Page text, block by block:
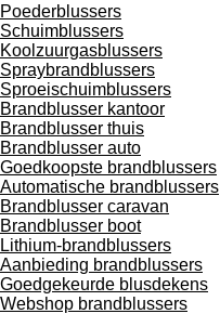
Poederblussers
Schuimblussers
Koolzuurgasblussers
Spraybrandblussers
Sproeischuimblussers
Brandblusser kantoor
Brandblusser thuis
Brandblusser auto
Goedkoopste brandblussers
Automatische brandblussers
Brandblusser caravan
Brandblusser boot
Lithium-brandblussers
Aanbieding brandblussers
Goedgekeurde blusdekens
Webshop brandblussers